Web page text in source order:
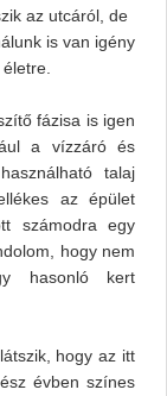
az utcáról, de
is van igény
fázisa is igen
a vízzáró és
talaj
az épület
számodra egy
hogy nem
hasonló kert
hogy az itt
évben színes